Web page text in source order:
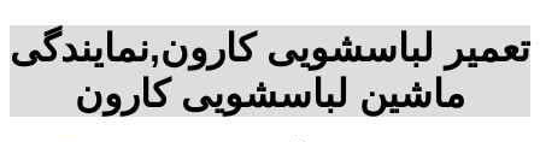
تعمیر لباسشویی کارون,نمایندگی
ماشین لباسشویی کارون